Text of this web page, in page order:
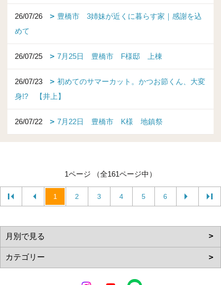
26/07/26
豊橋市 3姉妹が近くに暮らす家｜感謝を込
めて
26/07/25 7月25日 豊橋市 F様邸 上棟
26/07/23
初めてのサマーカット。かつお節くん、大変
身!? 【井上】
26/07/22 7月22日 豊橋市 K様 地鎮祭
1ページ （全161ページ中）
1 2 3 4 5 6